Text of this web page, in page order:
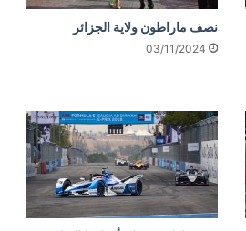
نصف ماراطون ولاية الجزائر
03/11/2024